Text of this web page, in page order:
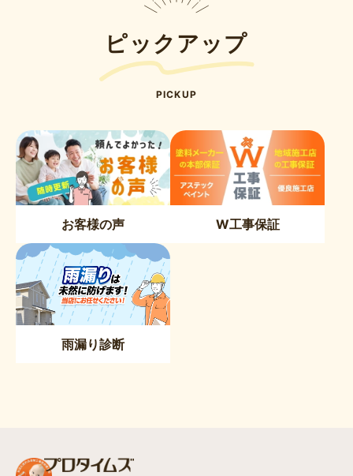
ピックアップ
PICKUP
お客様の声 W工事保証
雨漏り診断